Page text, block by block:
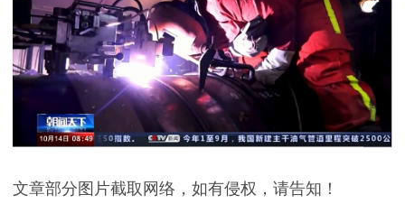
文章部分图片截取网络，如有侵权，请告知！